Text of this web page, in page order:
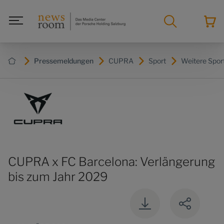
Pressemeldungen CUPRA Sport Weitere
CUPRA x FC Barcelona: Verlängerung
bis zum Jahr 2029